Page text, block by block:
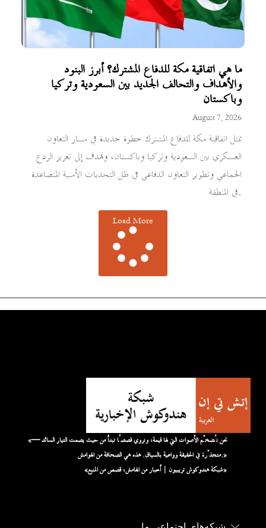
ما هي اتفاقية مكة للدفاع المشترك؟ أبرز البنود
والأهداف والتحالف الجديد بين السعودية وتركيا
وباكستان
August 7, 2026
تمثل اتفاقية مكة للدفاع المشترك خطوة جديدة في مسار التعاون
العسكري بين السعودية وتركيا وباكستان، وتهدف إلى تعزيز الردع
الجماعي وتطوير التعاون الدفاعي في ظل التحديات الأمنية المتصاعدة
في المنطقة.
Load More
«نحن نُضخّم الأصوات التي لها قيمة، ونروي قصصًا تبدأ من حيث يصمت التيار السائد —
متجذّرة في الحقيقة وواعية بالسياق. هذه هي الصحافة من الهوامش.»
«شبكة هندوكوش تريبيون | أخبار من الهامش، قصص من المنبع»